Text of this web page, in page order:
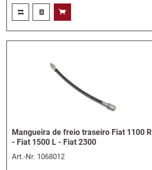
Mangueira de freio traseiro Fiat 1100 R
- Fiat 1500 L - Fiat 2300
Art.-Nr. 1068012